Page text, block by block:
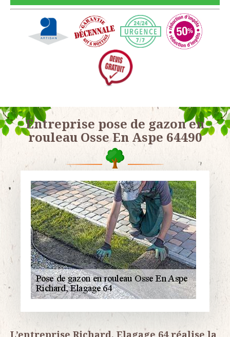
Entreprise pose de gazon en
rouleau Osse En Aspe 64490